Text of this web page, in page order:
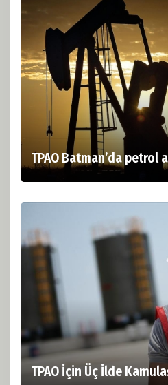
TPAO Batman’da petrol
TPAO İçin Üç İlde